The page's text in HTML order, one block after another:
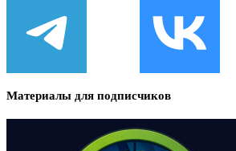
Материалы для подписчиков